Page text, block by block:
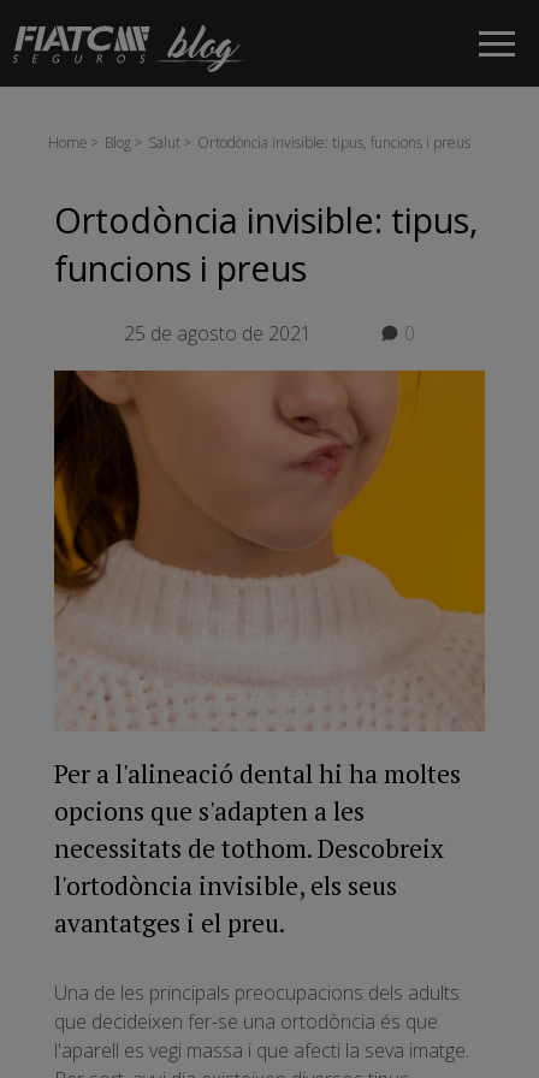
Salta al contingut principal
Home Blog Salut Ortodòncia invisible: tipus, funcions i preus
Ortodòncia invisible: tipus,
funcions i preus
25 de agosto de 2021 0
Per a l'alineació dental hi ha moltes
opcions que s'adapten a les
necessitats de tothom. Descobreix
l'ortodòncia invisible, els seus
avantatges i el preu.
Una de les principals preocupacions dels adults
que decideixen fer-se una ortodòncia és que
l'aparell es vegi massa i que afecti la seva imatge.